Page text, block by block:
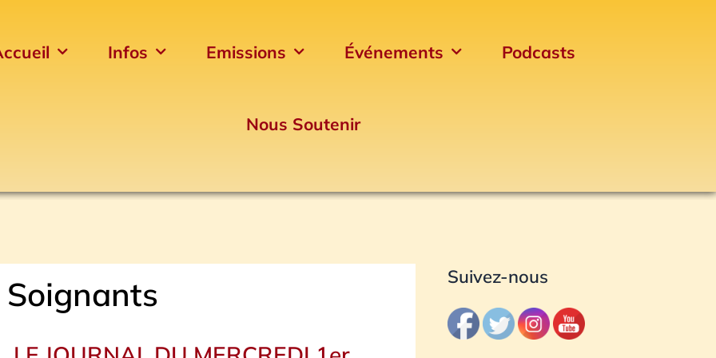
Infos Emissions Événements Podcasts
Nous Soutenir
Soignants Suivez-nous
Archives